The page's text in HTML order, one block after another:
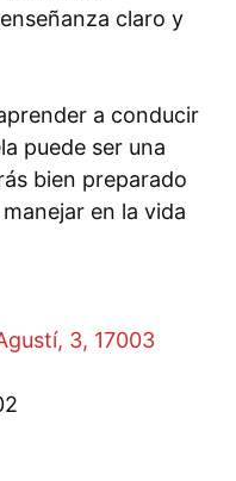
claro y
a conducir
puede ser una
bien preparado
en la vida
3, 17003